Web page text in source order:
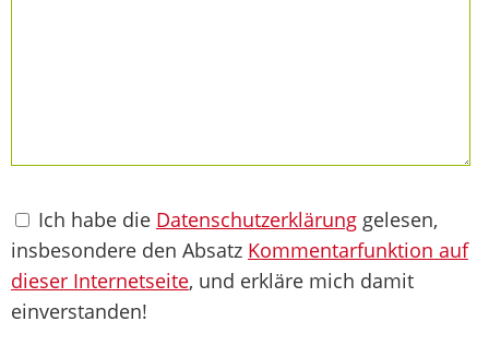
Ich habe die Datenschutzerklärung gelesen,
insbesondere den Absatz Kommentarfunktion auf
dieser Internetseite, und erkläre mich damit
einverstanden!